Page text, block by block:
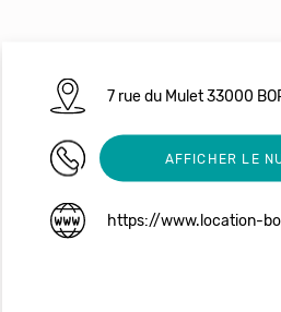
7 rue du Mulet 33000
06 46 00 44 43
AFFICHER LE
https://www.location-